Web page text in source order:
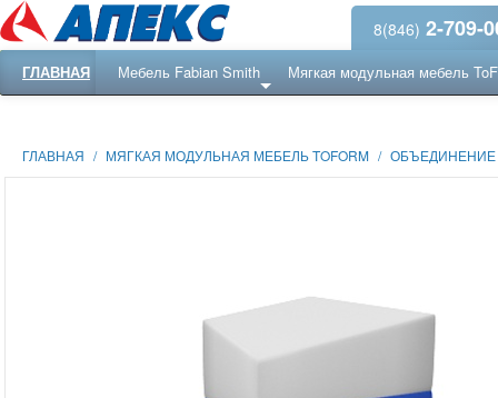
8(846) 2-709-
ГЛАВНАЯ Мебель Fabian Smith Мягкая модульная мебель
ГЛАВНАЯ / МЯГКАЯ МОДУЛЬНАЯ МЕБЕЛЬ TOFORM / ОБЪЕДИНЕНИЕ